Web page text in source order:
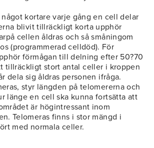
kortare varje gång en cell delar
blivit tillräckligt korta upphör
cellen åldras och så småningom
(programmerad celldöd). För
förmågan till delning efter 50?70
tillräckligt stort antal celler i kroppen
dela sig åldras personen ifråga.
styr längden på telomererna och
länge en cell ska kunna fortsätta att
är högintressant inom
Telomeras finns i stor mängd i
med normala celler.